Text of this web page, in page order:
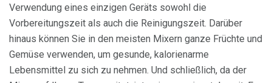
Verwendung eines einzigen Geräts sowohl die
Vorbereitungszeit als auch die Reinigungszeit. Darüber
hinaus können Sie in den meisten Mixern ganze Früchte und
Gemüse verwenden, um gesunde, kalorienarme
Lebensmittel zu sich zu nehmen. Und schließlich, da der